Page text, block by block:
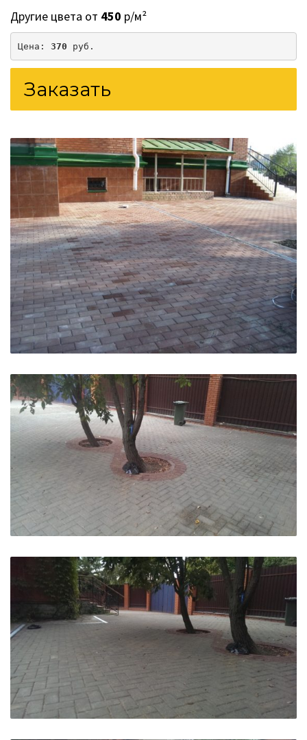
Другие цвета от 450 р/м²
Цена: 370 руб.
Заказать